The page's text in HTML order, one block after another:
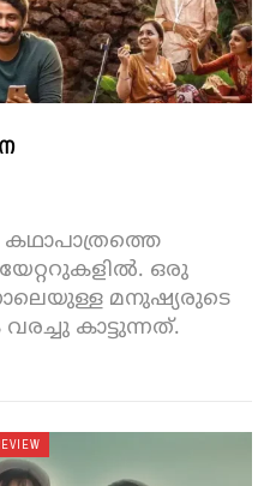
ഒരു
മനുഷ്യരുടെ
കാട്ടുന്നത്.